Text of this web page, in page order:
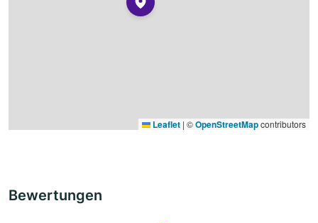
Leaflet | ©OpenStreetMapcontributors
Bewertungen